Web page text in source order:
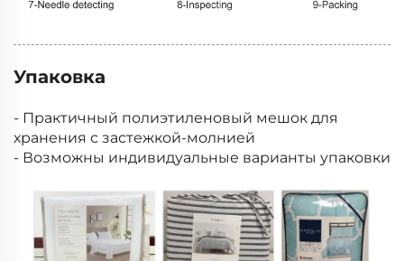
Упаковка
- Практичный полиэтиленовый мешок для
хранения с застежкой-молнией
- Возможны индивидуальные варианты упаковки